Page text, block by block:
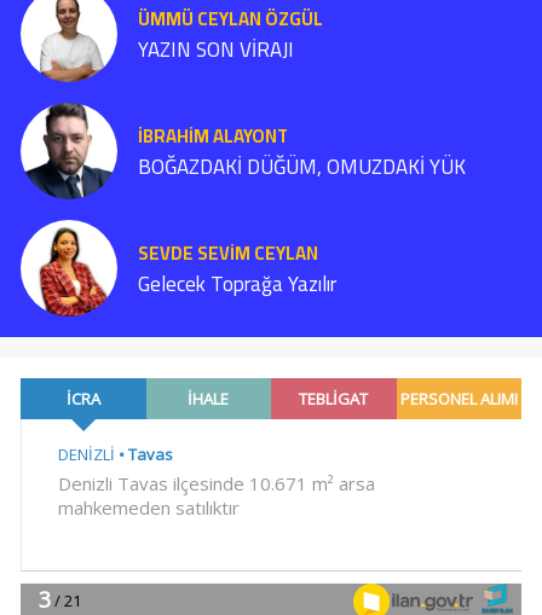
ÜMMÜ CEYLAN ÖZGÜL
YAZIN SON VİRAJI
İBRAHIM ALAYONT
BOĞAZDAKİ DÜĞÜM, OMUZDAKİ YÜK
SEVDE SEVİM CEYLAN
Gelecek Toprağa Yazılır